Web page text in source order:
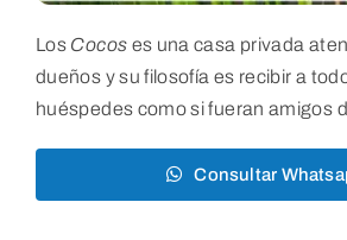
Los Cocos es una casa privada
dueños y su filosofía es recibir a
huéspedes como si fueran amigos
Consultar